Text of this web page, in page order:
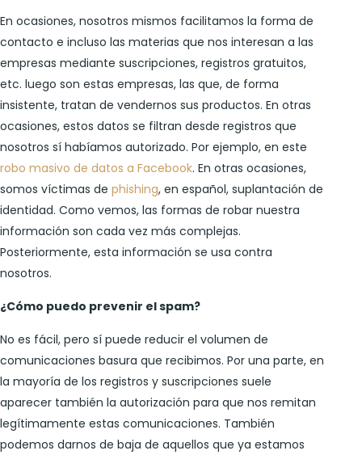
En ocasiones, nosotros mismos facilitamos la forma de
contacto e incluso las materias que nos interesan a las
empresas mediante suscripciones, registros gratuitos,
etc. luego son estas empresas, las que, de forma
insistente, tratan de vendernos sus productos. En otras
ocasiones, estos datos se filtran desde registros que
nosotros sí habíamos autorizado. Por ejemplo, en este
robo masivo de datos a Facebook. En otras ocasiones,
somos víctimas de phishing, en español, suplantación de
identidad. Como vemos, las formas de robar nuestra
información son cada vez más complejas.
Posteriormente, esta información se usa contra
nosotros.
¿Cómo puedo prevenir el spam?
No es fácil, pero sí puede reducir el volumen de
comunicaciones basura que recibimos. Por una parte, en
la mayoría de los registros y suscripciones suele
aparecer también la autorización para que nos remitan
legítimamente estas comunicaciones. También
podemos darnos de baja de aquellos que ya estamos